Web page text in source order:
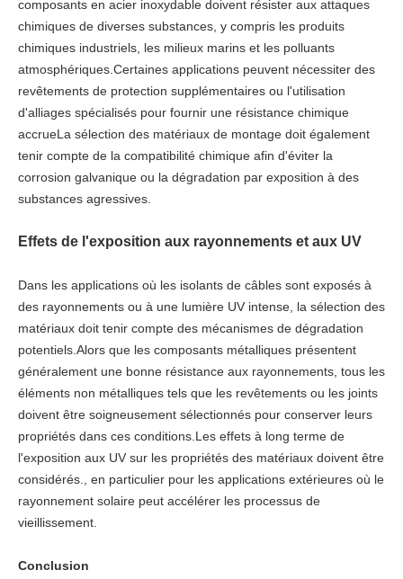
composants en acier inoxydable doivent résister aux attaques
chimiques de diverses substances, y compris les produits
chimiques industriels, les milieux marins et les polluants
atmosphériques.Certaines applications peuvent nécessiter des
revêtements de protection supplémentaires ou l'utilisation
d'alliages spécialisés pour fournir une résistance chimique
accrueLa sélection des matériaux de montage doit également
tenir compte de la compatibilité chimique afin d'éviter la
corrosion galvanique ou la dégradation par exposition à des
substances agressives.
Effets de l'exposition aux rayonnements et aux UV
Dans les applications où les isolants de câbles sont exposés à
des rayonnements ou à une lumière UV intense, la sélection des
matériaux doit tenir compte des mécanismes de dégradation
potentiels.Alors que les composants métalliques présentent
généralement une bonne résistance aux rayonnements, tous les
éléments non métalliques tels que les revêtements ou les joints
doivent être soigneusement sélectionnés pour conserver leurs
propriétés dans ces conditions.Les effets à long terme de
l'exposition aux UV sur les propriétés des matériaux doivent être
considérés., en particulier pour les applications extérieures où le
rayonnement solaire peut accélérer les processus de
vieillissement.
Conclusion